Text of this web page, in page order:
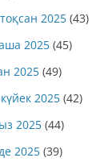
2025 (43)
2025 (45)
2025 (49)
2025 (42)
2025 (44)
2025 (39)